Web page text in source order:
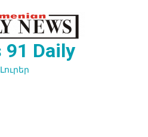
91 Daily
Լուրեր